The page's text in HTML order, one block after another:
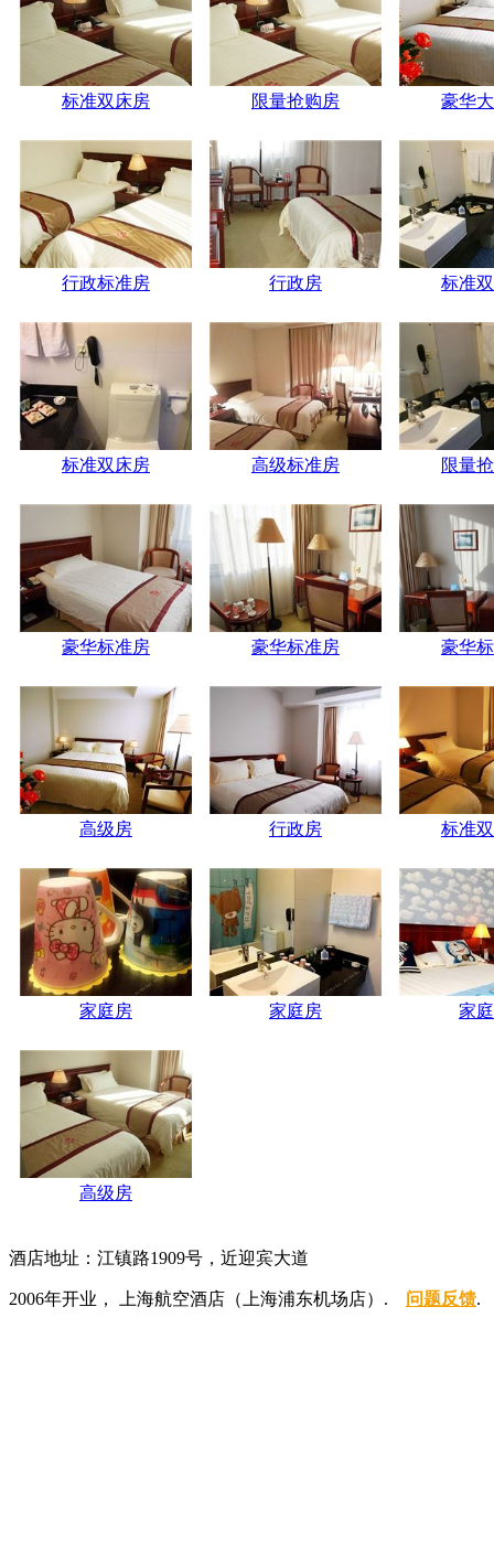
标准双床房 限量抢购房 豪华
行政标准房 行政房 标准
标准双床房 高级标准房 限量
豪华标准房 豪华标准房 豪华
高级房 行政房 标准
家庭房 家庭房 家
高级房
酒店地址：江镇路1909号，近迎宾大道
2006年开业， 上海航空酒店（上海浦东机场店）. 问题反馈.